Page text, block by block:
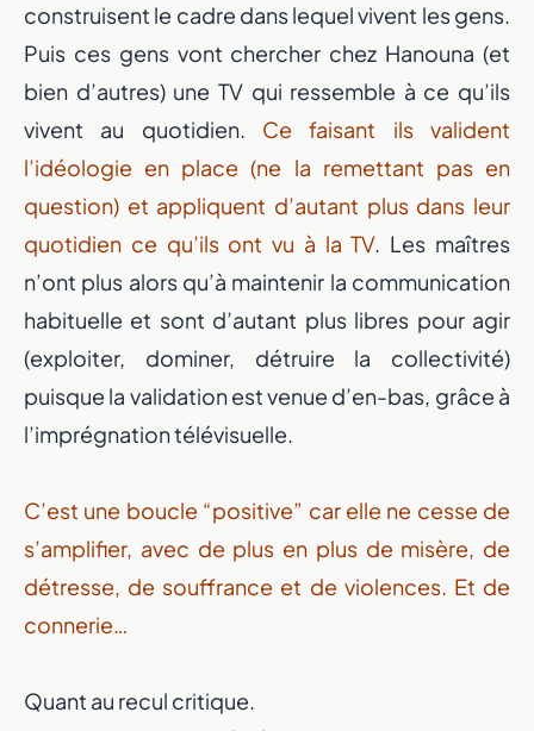
construisent le cadre dans lequel vivent les gens.
Puis ces gens vont chercher chez Hanouna (et
bien d’autres) une TV qui ressemble à ce qu’ils
vivent au quotidien. Ce faisant ils valident
l’idéologie en place (ne la remettant pas en
question) et appliquent d’autant plus dans leur
quotidien ce qu’ils ont vu à la TV. Les maîtres
n’ont plus alors qu’à maintenir la communication
habituelle et sont d’autant plus libres pour agir
(exploiter, dominer, détruire la collectivité)
puisque la validation est venue d’en-bas, grâce à
l’imprégnation télévisuelle.
C’est une boucle “positive” car elle ne cesse de
s’amplifier, avec de plus en plus de misère, de
détresse, de souffrance et de violences. Et de
connerie…
Quant au recul critique.